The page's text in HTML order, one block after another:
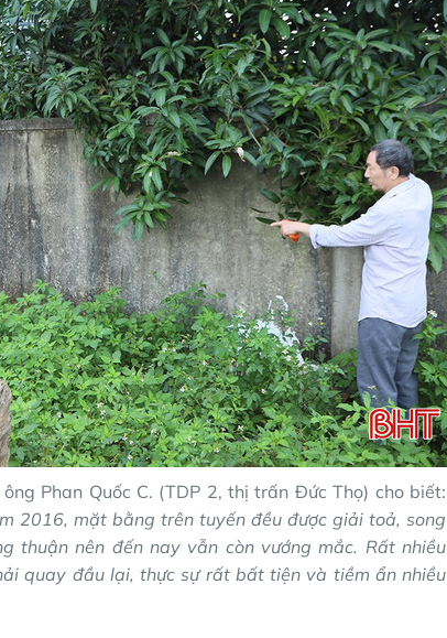
Phan Quốc C. (TDP 2, thị trấn Đức Thọ) cho biết:
2016, mặt bằng trên tuyến đều được giải toả, song
thuận nên đến nay vẫn còn vướng mắc. Rất nhiều
quay đầu lại, thực sự rất bất tiện và tiềm ẩn nhiều